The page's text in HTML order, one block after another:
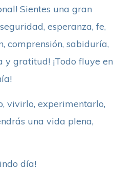
Sientes una gran
esperanza, fe,
comprensión, sabiduría,
y gratitud! ¡Todo fluye en
vivirlo, experimentarlo,
una vida plena,
día!